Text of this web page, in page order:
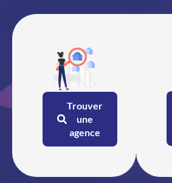
Trouver
une
agence